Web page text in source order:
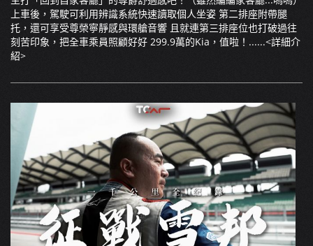
上車後，駕駛可利用辨識系統快速讀取個人坐姿 第二排座附帶腿
托，還可享受尊榮寧靜感與環艙音響 且就連第三排座位也打破過往
刻苦印象，把全車乘員照顧好好 299.9萬的Kia，值啦！......<詳細介
紹>